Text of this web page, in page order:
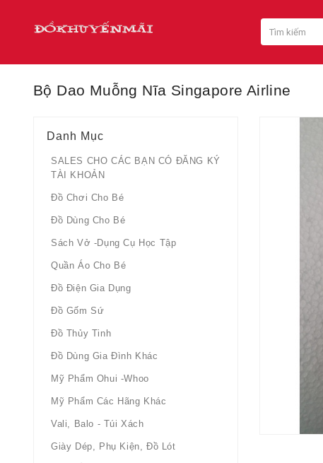
Bộ Dao Muỗng Nĩa Singapore Airline
Danh Mục
SALES CHO CÁC BẠN CÓ ĐĂNG KÝ
TÀI KHOẢN
Đồ Chơi Cho Bé
Đồ Dùng Cho Bé
Sách Vở -dụng Cụ Học Tập
Quần Áo Cho Bé
Đồ Điện Gia Dụng
Đồ Gốm Sứ
Đồ Thủy Tinh
Đồ Dùng Gia Đình Khác
Mỹ Phẩm Ohui -whoo
Mỹ Phẩm Các Hãng Khác
Vali, Balo - Túi Xách
Giày Dép, Phụ Kiện, Đồ Lót